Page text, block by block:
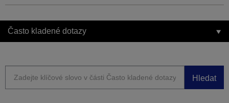
Často kladené dotazy
Hledat